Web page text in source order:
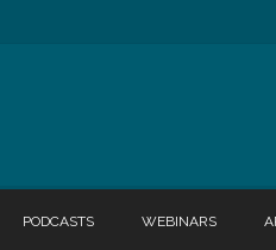
PODCASTS WEBINARS